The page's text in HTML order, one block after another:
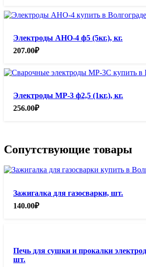
Электроды АНО-4 ф5 (5кг.), кг.
207.00₽
Электроды МР-3 ф2,5 (1кг.), кг.
256.00₽
Сопутствующие товары
Зажигалка для газосварки, шт.
140.00₽
Печь для сушки и прокалки
шт.